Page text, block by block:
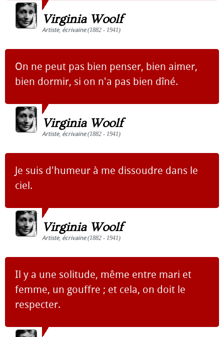
Virginia Woolf
Artiste, écrivaine(1882 - 1941)
On ne peut pas bien penser, bien aimer,
bien dormir, si on n'a pas bien dîné.
Virginia Woolf
Artiste, écrivaine(1882 - 1941)
Je suis d'humeur à me dissoudre dans le
ciel.
Virginia Woolf
Artiste, écrivaine(1882 - 1941)
Il y a une solitude, même entre mari et
femme, un gouffre ; et cela, on doit le
respecter.